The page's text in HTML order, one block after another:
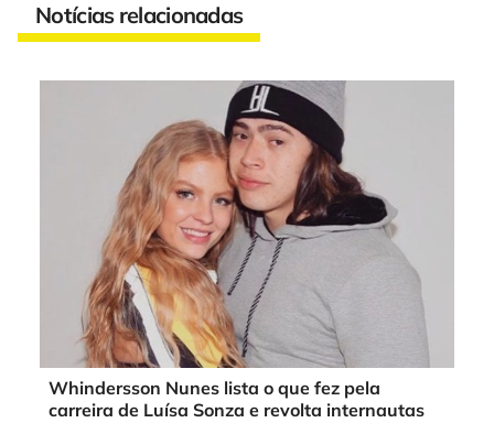
Notícias relacionadas
Whindersson Nunes lista o que fez pela
carreira de Luísa Sonza e revolta internautas